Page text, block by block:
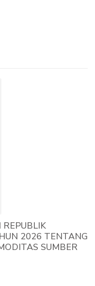
2026 TENTANG
SUMBER